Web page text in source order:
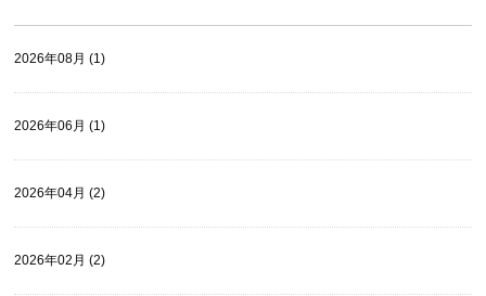
2026年08月 (1)
2026年06月 (1)
2026年04月 (2)
2026年02月 (2)